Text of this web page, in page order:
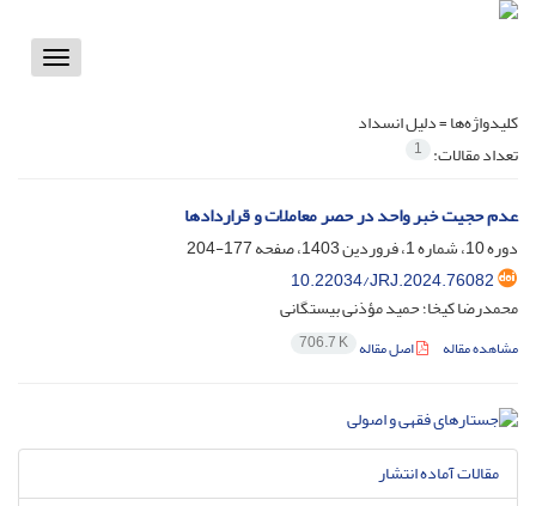
Toggle
کلیدواژه‌ها =دلیل انسداد
تعداد مقالات: 1
عدم حجیت خبر واحد در حصر معاملات و قراردادها
دوره 10، شماره 1، فروردین 1403، صفحه
177-204
10.22034/JRJ.2024.76082
محمدرضا کیخا؛ حمید مؤذنی بیستگانی
مشاهده مقاله اصل مقاله 706.7 K
مقالات آماده انتشار